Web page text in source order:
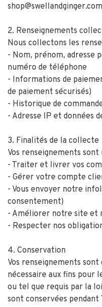
shop@swellandginger.com
2. Renseignements
Nous collectons les
- Nom, prénom, adresse
numéro de téléphone
- Informations de
de paiement sécurisés)
- Historique de
- Adresse IP et données
3. Finalités de la collecte
Vos renseignements
- Traiter et livrer vos
- Gérer votre compte
- Vous envoyer notre
consentement)
- Améliorer notre site et
- Respecter nos
4. Conservation
Vos renseignements
nécessaire aux fins pour
ou tel que requis par la
sont conservées pendant